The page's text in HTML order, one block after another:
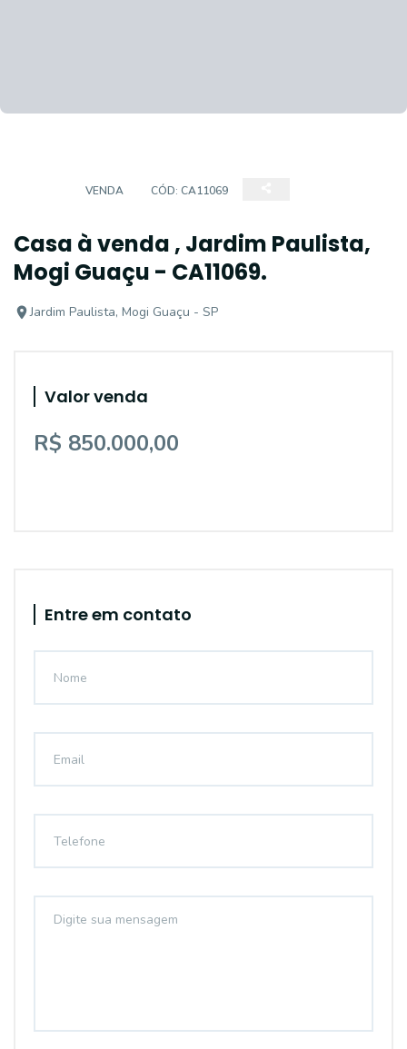
VENDA CÓD: CA11069
Casa à venda , Jardim Paulista,
Mogi Guaçu - CA11069.
Jardim Paulista, Mogi Guaçu - SP
Valor venda
R$ 850.000,00
Entre em contato